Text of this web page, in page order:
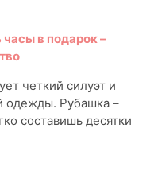
в подарок –
четкий силуэт и
одежды. Рубашка –
составишь десятки